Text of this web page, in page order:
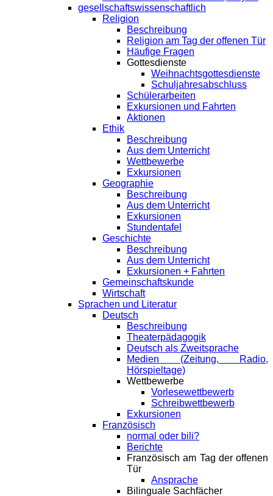
gesellschaftswissenschaftlich
Religion
Beschreibung
Religion am Tag der offenen Tür
Häufige Fragen
Gottesdienste
Weihnachtsgottesdienste
Schuljahresabschluss
Schülerarbeiten
Exkursionen und Fahrten
Aktionen
Ethik
Beschreibung
Aus dem Unterricht
Wettbewerbe
Exkursionen
Geographie
Beschreibung
Aus dem Unterricht
Exkursionen
Stundentafel
Geschichte
Beschreibung
Aus dem Unterricht
Exkursionen + Fahrten
Gemeinschaftskunde
Wirtschaft
Sprachen und Literatur
Deutsch
Beschreibung
Theaterpädagogik
Deutsch als Zweitsprache
Medien (Zeitung, Radio,
Hörspieltage)
Wettbewerbe
Vorlesewettbewerb
Schreibwettbewerb
Exkursionen
Französisch
normal oder bili?
Berichte
Französisch am Tag der offenen
Tür
Ansprache
Bilinguale Sachfächer